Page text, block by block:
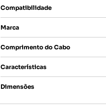
Compatibilidade
Marca
Comprimento do Cabo
Características
Dimensões